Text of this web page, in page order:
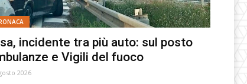
incidente tra più auto: sul posto
e Vigili del fuoco
2026